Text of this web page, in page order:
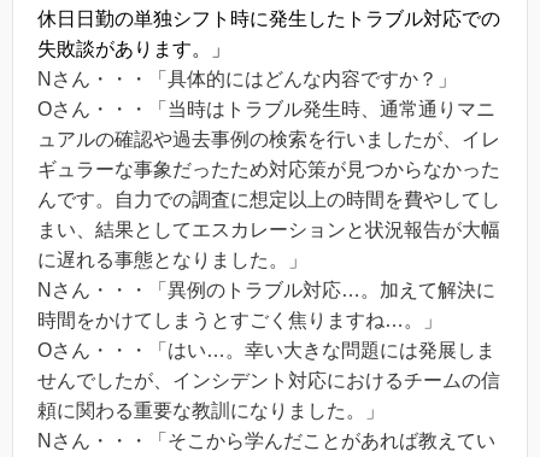
休日日勤の単独シフト時に発生したトラブル対応での
失敗談があります。」
Nさん・・・「具体的にはどんな内容ですか？」
Oさん・・・「当時はトラブル発生時、通常通りマニ
ュアルの確認や過去事例の検索を行いましたが、イレ
ギュラーな事象だったため対応策が見つからなかった
んです。自力での調査に想定以上の時間を費やしてし
まい、結果としてエスカレーションと状況報告が大幅
に遅れる事態となりました。」
Nさん・・・「異例のトラブル対応…。加えて解決に
時間をかけてしまうとすごく焦りますね…。」
Oさん・・・「はい…。幸い大きな問題には発展しま
せんでしたが、インシデント対応におけるチームの信
頼に関わる重要な教訓になりました。」
Nさん・・・「そこから学んだことがあれば教えてい